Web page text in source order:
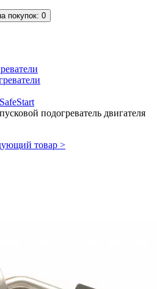
покупок: 0
подогреватель двигателя
товар >